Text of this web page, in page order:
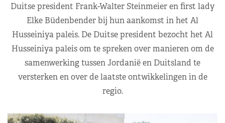
Duitse president Frank-Walter Steinmeier en first lady
Elke Büdenbender bij hun aankomst in het Al
Husseiniya paleis. De Duitse president bezocht het Al
Husseiniya paleis om te spreken over manieren om de
samenwerking tussen Jordanië en Duitsland te
versterken en over de laatste ontwikkelingen in de
regio.